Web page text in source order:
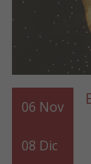
06 Nov
08 Dic